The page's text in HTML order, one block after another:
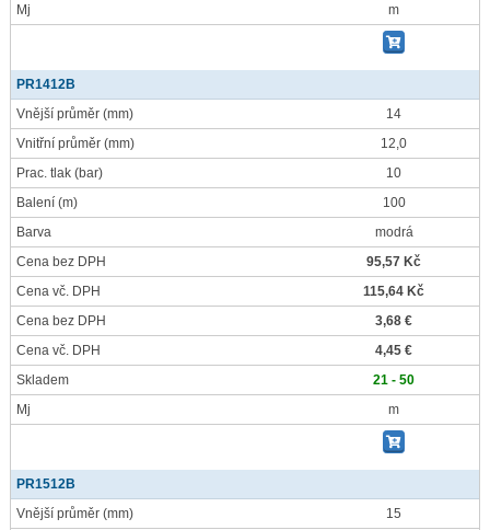
Mj m
PR1412B
Vnější průměr (mm)
14
Vnitřní průměr (mm)
12,0
Prac. tlak (bar)
10
Balení (m)
100
Barva
modrá
Cena bez DPH
95,57 Kč
Cena vč. DPH
115,64 Kč
Cena bez DPH
3,68 €
Cena vč. DPH
4,45 €
Skladem
21 - 50
Mj
m
PR1512B
Vnější průměr (mm)
15